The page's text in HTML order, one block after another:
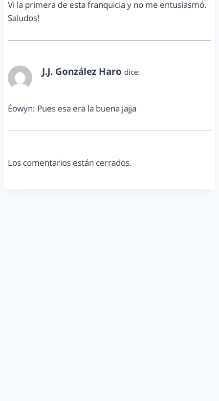
Vi la primera de esta franquicia y no me entusiasmó.
Saludos!
J.J. González Haro dice:
Éowyn: Pues esa era la buena jajja
Los comentarios están cerrados.